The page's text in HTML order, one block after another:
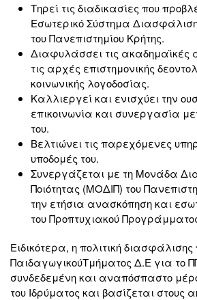
Τηρεί τις διαδικασίες που
Εσωτερικό Σύστημα
του Πανεπιστημίου Κρήτης.
Διαφυλάσσει τις ακαδημαϊκές
τις αρχές επιστημονικής
κοινωνικής λογοδοσίας.
Καλλιεργεί και ενισχύει την
επικοινωνία και συνεργασία
του.
Βελτιώνει τις παρεχόμενες
υποδομές του.
Συνεργάζεται με τη Μονάδα
Ποιότητας (ΜΟΔΙΠ) του
την ετήσια ανασκόπηση και
του Προπτυχιακού
Ειδικότερα, η πολιτική διασφάλισης
ΠαιδαγωγικούΤμήματος Δ.Ε για το
συνδεδεμένη και αναπόσπαστο
του Ιδρύματος και βασίζεται στους